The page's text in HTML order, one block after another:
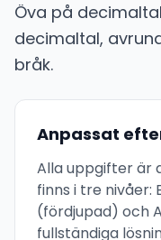
Öva på
decimaltal,
bråk.
Anpassat
Alla uppgifter är
finns i tre nivåer:
(fördjupad) och
fullständiga